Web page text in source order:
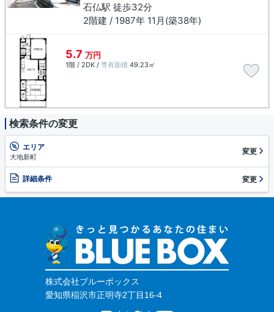
石仏駅 徒歩32分
2階建 / 1987年 11月(築38年)
5.7 万円
1階 / 2DK / 専有面積 49.23㎡
検索条件の変更
エリア
大地新町
変更
詳細条件 変更
株式会社ブルーボックス
愛知県稲沢市正明寺2丁目16-4